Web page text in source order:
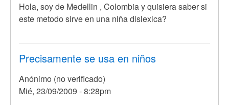
Hola, soy de Medellin , Colombia y quisiera saber si
este metodo sirve en una niña dislexica?
Precisamente se usa en niños
Anónimo (no verificado)
Mié, 23/09/2009 - 8:28pm